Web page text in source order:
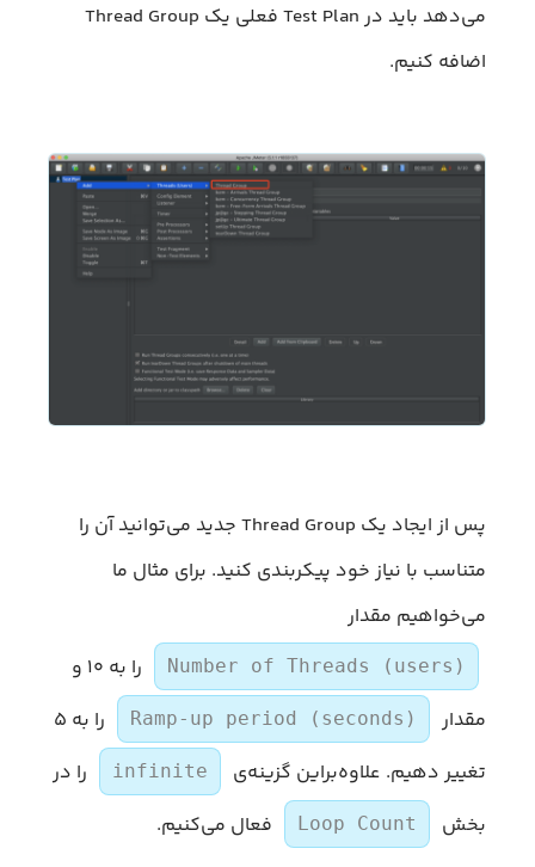
می‌دهد باید در Test Plan فعلی یک Thread Group
اضافه کنیم.
پس از ایجاد یک Thread Group جدید می‌توانید آن را
متناسب با نیاز خود پیکربندی کنید. برای مثال ما
می‌خواهیم مقدار
Number of Threads (users)
را به ۱۰ و
مقدار
Ramp-up period (seconds)
را به ۵
تغییر دهیم. علاوه‌براین گزینه‌ی
infinite
را در
بخش
Loop Count فعال می‌کنیم.